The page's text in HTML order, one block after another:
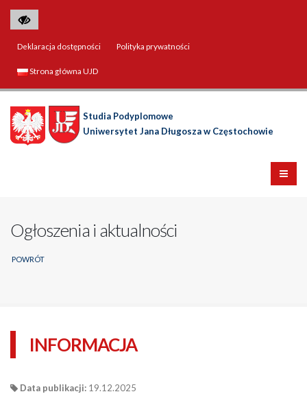
Deklaracja dostępności Polityka prywatności
Strona główna UJD
Studia Podyplomowe
Uniwersytet Jana Długosza w Częstochowie
Ogłoszenia i aktualności
POWRÓT
INFORMACJA
Data publikacji: 19.12.2025